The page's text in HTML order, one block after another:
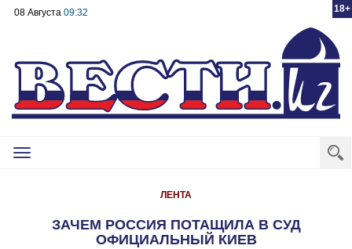
18+
08 Августа 09:32
Toggle
ЛЕНТА
ЗАЧЕМ РОССИЯ ПОТАЩИЛА В СУД
ОФИЦИАЛЬНЫЙ КИЕВ